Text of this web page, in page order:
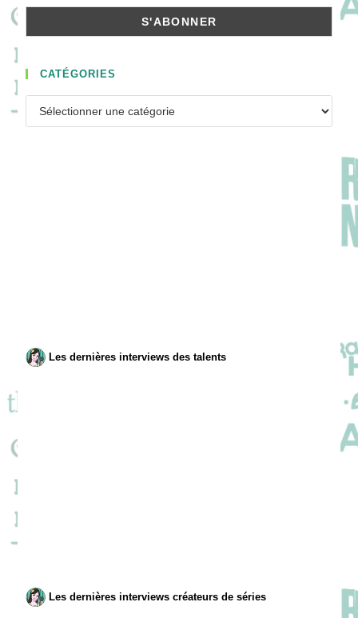
CATÉGORIES
Les dernières interviews des talents
Les dernières interviews créateurs de séries